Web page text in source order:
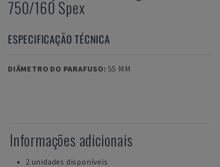
750/160 Spex
ESPECIFICAÇÃO TÉCNICA
DIÂMETRO DO PARAFUSO: 55 MM
Informações adicionais
2 unidades disponíveis